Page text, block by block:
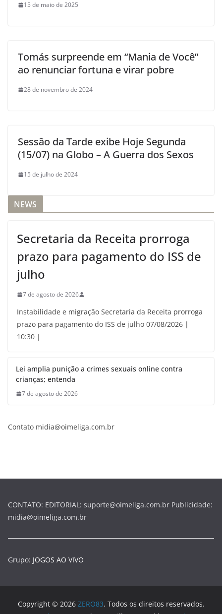
15 de maio de 2025
Tomás surpreende em “Mania de Você”
ao renunciar fortuna e virar pobre
28 de novembro de 2024
Sessão da Tarde exibe Hoje Segunda
(15/07) na Globo – A Guerra dos Sexos
15 de julho de 2024
NEWS
Secretaria da Receita prorroga
prazo para pagamento do ISS de
julho
7 de agosto de 2026
Instabilidade e migração Secretaria da Receita prorroga
prazo para pagamento do ISS de julho 07/08/2026 |
10:30 |
Lei amplia punição a crimes sexuais online contra
crianças; entenda
7 de agosto de 2026
Contato midia@oimeliga.com.br
CONTATO: EDITORIAL: suporte@oimeliga.com.br Publicidade:
midia@oimeliga.com.br
Grupo: JOGOS AO VIVO
Copyright © 2026 ZERO83. Todos os direitos reservados.